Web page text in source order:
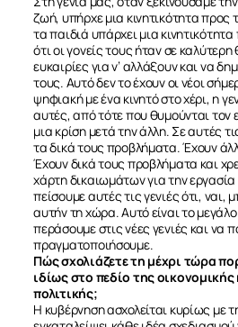
ζωή, υπήρχε μια κινητικότητα
τα παιδιά υπάρχει μια
ότι οι γονείς τους ήταν σε καλύτερη
ευκαιρίες για ν’ αλλάξουν και να
τους. Αυτό δεν το έχουν οι νέοι
ψηφιακή με ένα κινητό στο χέρι, η
αυτές, από τότε που θυμούνται τον
μια κρίση μετά την άλλη. Σε αυτές
τα δικά τους προβλήματα. Έχουν
Έχουν δικά τους προβλήματα και
χάρτη δικαιωμάτων για την
πείσουμε αυτές τις γενιές ότι, ναι,
αυτήν τη χώρα. Αυτό είναι το
περάσουμε στις νέες γενιές και να
πραγματοποιήσουμε.
Πώς σχολιάζετε τη μέχρι τώρα
ιδίως στο πεδίο της οικονομικής
πολιτικής;
Η κυβέρνηση ασχολείται κυρίως με